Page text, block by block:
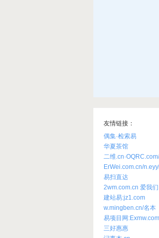
友情链接：
偶集·检索易
华夏茶馆
二维
ErWei.com.cn/
易扫直达
2wm.com.cn 爱我们
建站易:jz1.com
w.mingben.cn/名本
易项目网:Exmw.com
三好惠惠